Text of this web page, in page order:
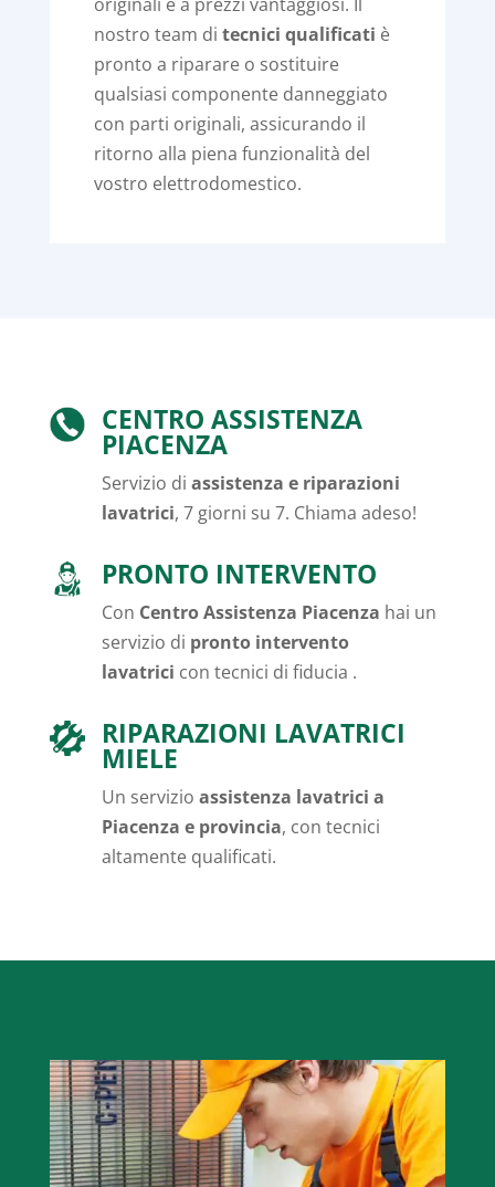
nostro team di tecnici qualificati è
pronto a riparare o sostituire
qualsiasi componente danneggiato
con parti originali, assicurando il
ritorno alla piena funzionalità del
vostro elettrodomestico.
CENTRO ASSISTENZA
PIACENZA
Servizio di assistenza e riparazioni
lavatrici, 7 giorni su 7. Chiama adeso!
PRONTO INTERVENTO
Con Centro Assistenza Piacenza hai un
servizio di pronto intervento
lavatrici con tecnici di fiducia .
RIPARAZIONI LAVATRICI
MIELE
Un servizio assistenza lavatrici a
Piacenza e provincia, con tecnici
altamente qualificati.